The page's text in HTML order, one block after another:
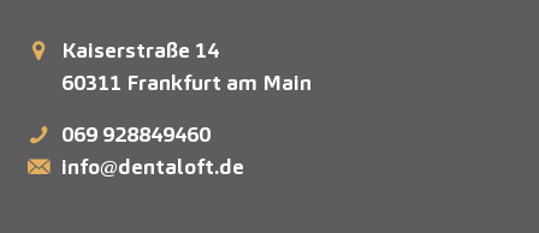
Kaiserstraße 14
60311 Frankfurt am Main
069 928849460
info@dentaloft.de